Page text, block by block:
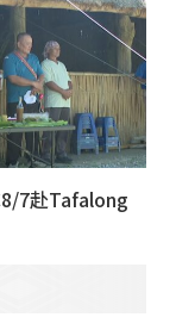
8/7赴Tafalong